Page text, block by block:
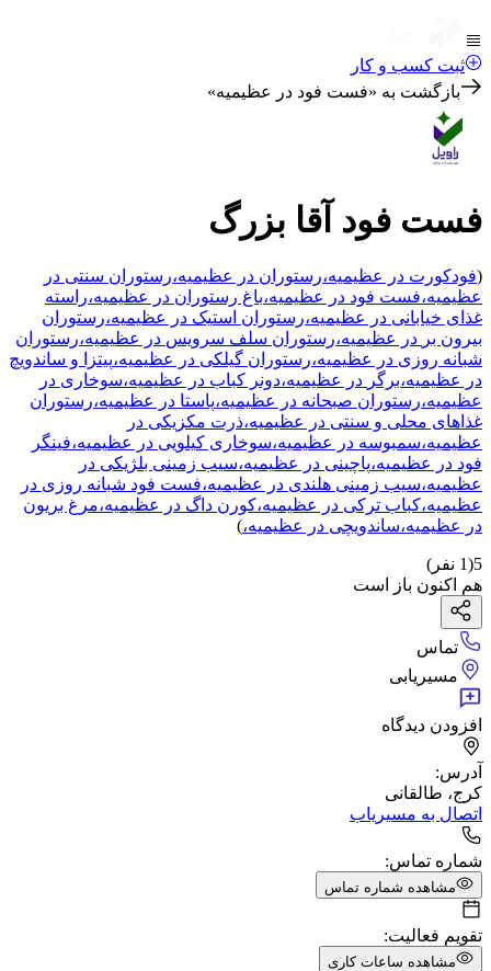
ثبت کسب و کار
بازگشت به «فست فود در عظیمیه»
فست فود آقا بزرگ
(فودکورت در عظیمیه،رستوران در عظیمیه،رستوران سنتی در
عظیمیه،فست فود در عظیمیه،باغ رستوران در عظیمیه،راسته
غذای خیابانی در عظیمیه،رستوران استیک در عظیمیه،رستوران
بیرون بر در عظیمیه،رستوران سلف سرویس در عظیمیه،رستوران
شبانه روزی در عظیمیه،رستوران گیلکی در عظیمیه،پیتزا و ساندویچ
در عظیمیه،برگر در عظیمیه،دونر کباب در عظیمیه،سوخاری در
عظیمیه،رستوران صبحانه در عظیمیه،پاستا در عظیمیه،رستوران
غذاهای محلی و سنتی در عظیمیه،ذرت مکزیکی در
عظیمیه،سمبوسه در عظیمیه،سوخاری کیلویی در عظیمیه،فینگر
فود در عظیمیه،پاچینی در عظیمیه،سیب زمینی بلژیکی در
عظیمیه،سیب زمینی هلندی در عظیمیه،فست فود شبانه روزی در
عظیمیه،کباب ترکی در عظیمیه،کورن داگ در عظیمیه،مرغ بریون
در عظیمیه،ساندویچی در عظیمیه،)
5
(
1 نفر)
هم اکنون باز است
تماس
مسیریابی
افزودن دیدگاه
آدرس:
کرج، طالقانی
اتصال به مسیریاب
شماره تماس:
مشاهده شماره تماس
تقویم فعالیت:
مشاهده ساعات کاری